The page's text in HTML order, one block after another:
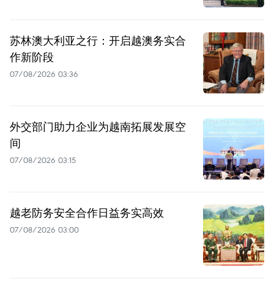
苏林澳大利亚之行：开启越澳务实合
作新阶段
07/08/2026 03:36
外交部门助力企业为越南拓展发展空
间
07/08/2026 03:15
越老防务安全合作日益务实高效
07/08/2026 03:00